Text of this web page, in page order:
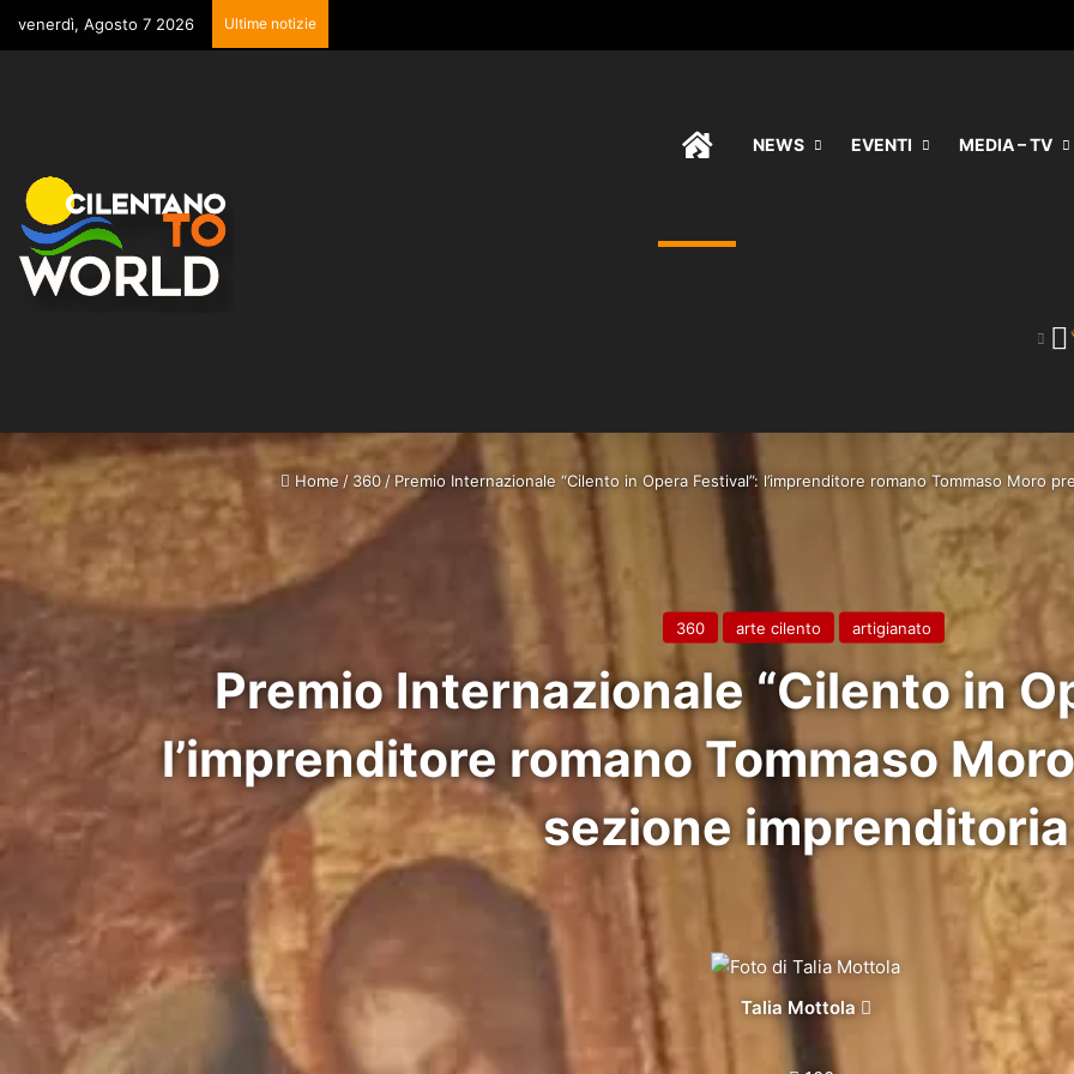
venerdì, Agosto 7 2026 Ultime notizie
HOMENEWS EVENTI MEDIA – TV
Home / 360 / Premio Internazionale “Cilento in Opera Festival”: l’imprenditore romano Tommaso Moro
360 arte cilento artigianato
Premio Internazionale “Cilento in
l’imprenditore romano Tommaso
sezione imprenditoria
Talia Mottola
Invia